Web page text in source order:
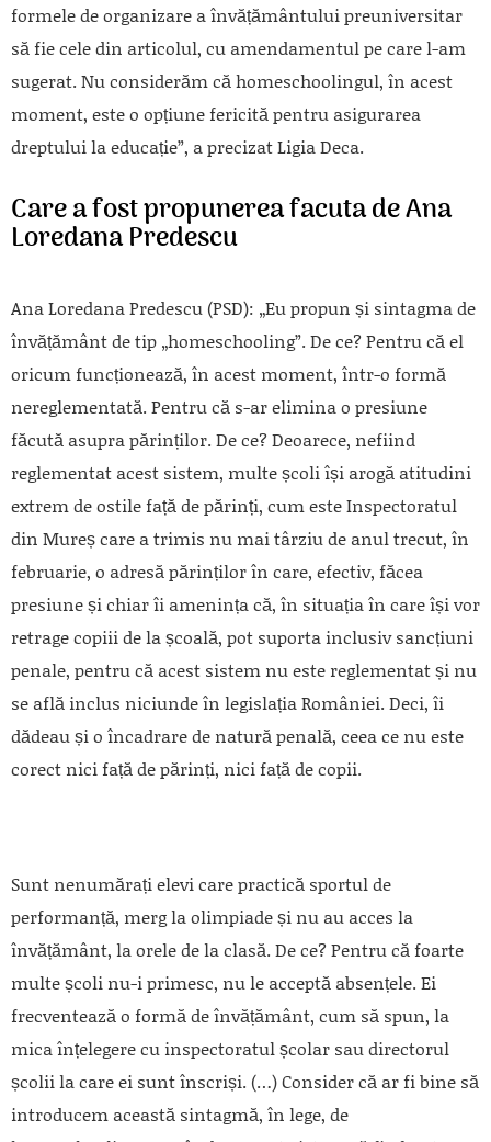
formele de organizare a învățământului preuniversitar
să fie cele din articolul, cu amendamentul pe care l-am
sugerat. Nu considerăm că homeschoolingul, în acest
moment, este o opțiune fericită pentru asigurarea
dreptului la educație”, a precizat Ligia Deca.
Care a fost propunerea facuta de Ana
Loredana Predescu
Ana Loredana Predescu (PSD): „Eu propun și sintagma de
învățământ de tip „homeschooling”. De ce? Pentru că el
oricum funcționează, în acest moment, într-o formă
nereglementată. Pentru că s-ar elimina o presiune
făcută asupra părinților. De ce? Deoarece, nefiind
reglementat acest sistem, multe școli își arogă atitudini
extrem de ostile față de părinți, cum este Inspectoratul
din Mureș care a trimis nu mai târziu de anul trecut, în
februarie, o adresă părinților în care, efectiv, făcea
presiune și chiar îi amenința că, în situația în care își vor
retrage copiii de la școală, pot suporta inclusiv sancțiuni
penale, pentru că acest sistem nu este reglementat și nu
se află inclus niciunde în legislația României. Deci, îi
dădeau și o încadrare de natură penală, ceea ce nu este
corect nici față de părinți, nici față de copii.
Sunt nenumărați elevi care practică sportul de
performanță, merg la olimpiade și nu au acces la
învățământ, la orele de la clasă. De ce? Pentru că foarte
multe școli nu-i primesc, nu le acceptă absențele. Ei
frecventează o formă de învățământ, cum să spun, la
mica înțelegere cu inspectoratul școlar sau directorul
școlii la care ei sunt înscriși. (…) Consider că ar fi bine să
introducem această sintagmă, în lege, de